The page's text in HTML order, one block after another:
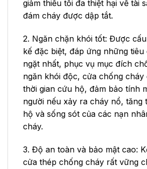
giảm thiểu tối đa thiệt hại về tài
đám cháy được dập tắt.
2. Ngăn chặn khói tốt: Được
kế đặc biệt, đáp ứng những tiêu
ngặt nhất, phục vụ mục đích
ngăn khói độc, cửa chống cháy
thời gian cứu hộ, đảm bảo tính
người nếu xảy ra cháy nổ, tăng
hộ và sống sót của các nạn
cháy.
3. Độ an toàn và bảo mật cao:
cửa thép chống cháy rất vững